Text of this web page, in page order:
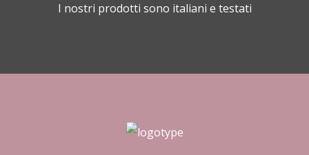
I nostri prodotti sono italiani e testati